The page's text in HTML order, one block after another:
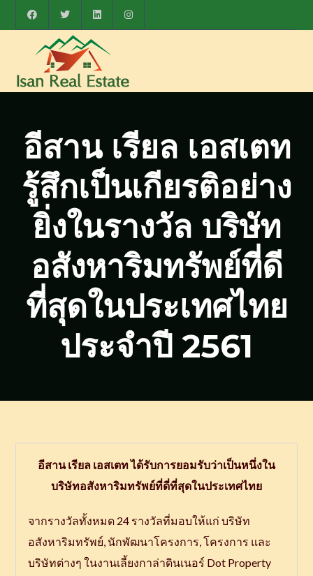
อีสาน เรียล เอสเตท
รู้สึกเป็นเกียรติอย่าง
ยิ่งในรางวัล บริษัท
อสังหาริมทรัพย์ที่ดี
ที่สุดในประเทศไทย
ประจำปี 2561
อีสาน เรียล เอสเตท ได้รับการยอมรับว่าเป็นหนึ่งใน
บริษัทอสังหาริมทรัพย์ที่ดี่ที่สุดในประเทศไทย
จากรางวัลทั้งหมด 24 รางวัลที่มอบให้แก่ บริษัท
อสังหาริมทรัพย์, นักพัฒนาโครงการ, โครงการ และ
บริษัทต่างๆ ในงานเลี้ยงกาล่าดินเนอร์ Dot Property